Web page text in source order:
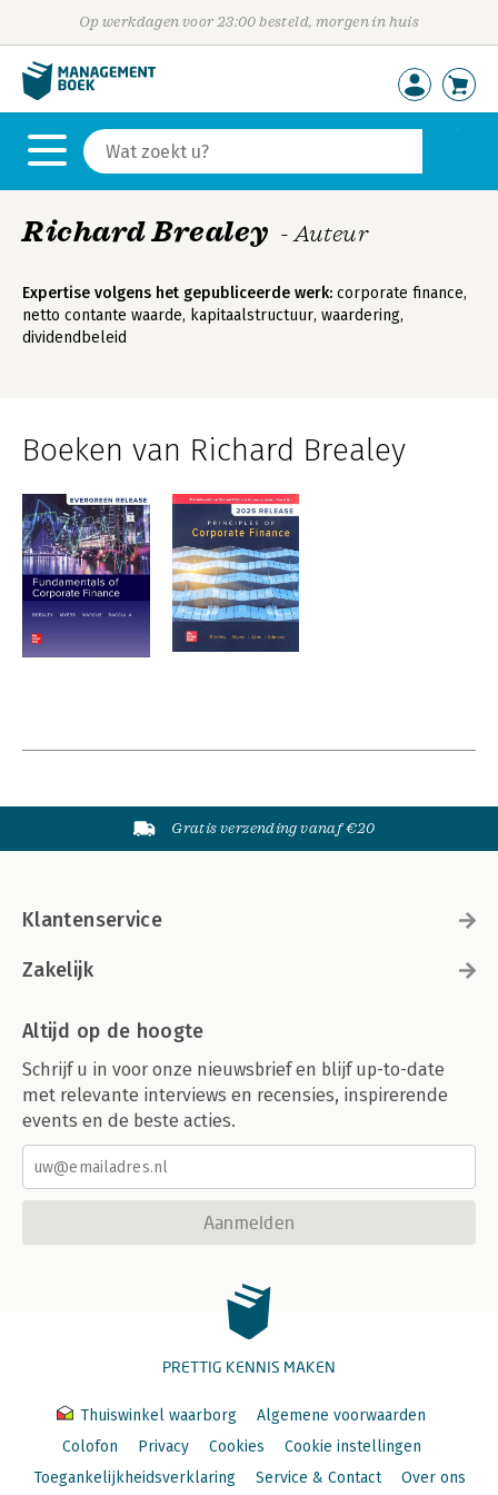
Op werkdagen voor 23:00 besteld, morgen in huis
Richard Brealey - Auteur
Expertise volgens het gepubliceerde werk: corporate finance,
netto contante waarde, kapitaalstructuur, waardering,
dividendbeleid
Boeken van Richard Brealey
Gratis verzending vanaf €20
Klantenservice
Zakelijk
Altijd op de hoogte
Schrijf u in voor onze nieuwsbrief en blijf up-to-date
met relevante interviews en recensies, inspirerende
events en de beste acties.
Aanmelden
PRETTIG KENNIS MAKEN
Thuiswinkel waarborg
Algemene voorwaarden
Colofon
Privacy Cookies
Cookie instellingen
Toegankelijkheidsverklaring
Service & Contact Over ons